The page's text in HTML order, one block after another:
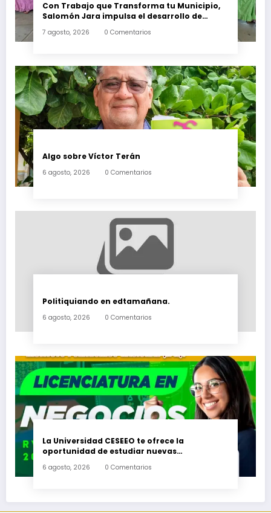
Con Trabajo que Transforma tu Municipio,
Salomón Jara impulsa el desarrollo de
7 agosto, 2026 0 Comentarios
Algo sobre Víctor Terán
6 agosto, 2026 0 Comentarios
Politiquiando en edtamañana.
6 agosto, 2026 0 Comentarios
La Universidad CESEEO te ofrece la
oportunidad de estudiar nuevas
Escondido, Ixtepec y en la Matriz Juchitán.
6 agosto, 2026 0 Comentarios